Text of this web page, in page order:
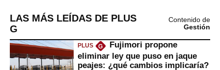
LAS MÁS LEÍDAS DE PLUS
G
Contenido de
Gestión
PLUS G
Fujimori propone
eliminar ley que puso en jaque
peajes: ¿qué cambios implicaría?